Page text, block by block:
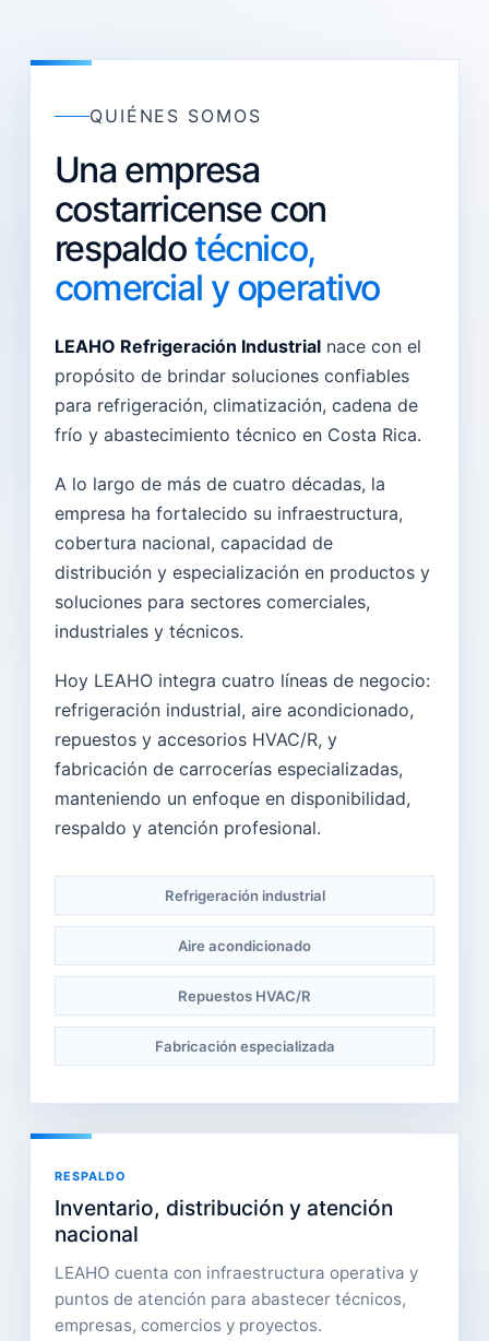
QUIÉNES SOMOS
Una empresa
costarricense con
respaldotécnico,
comercial y operativo
LEAHO Refrigeración Industrialnace con el
propósito de brindar soluciones confiables
para refrigeración, climatización, cadena de
frío y abastecimiento técnico en Costa Rica.
A lo largo de más de cuatro décadas, la
empresa ha fortalecido su infraestructura,
cobertura nacional, capacidad de
distribución y especialización en productos y
soluciones para sectores comerciales,
industriales y técnicos.
Hoy LEAHO integra cuatro líneas de negocio:
refrigeración industrial, aire acondicionado,
repuestos y accesorios HVAC/R, y
fabricación de carrocerías especializadas,
manteniendo un enfoque en disponibilidad,
respaldo y atención profesional.
Refrigeración industrial
Aire acondicionado
Repuestos HVAC/R
Fabricación especializada
RESPALDO
Inventario, distribución y atención
nacional
LEAHO cuenta con infraestructura operativa y
puntos de atención para abastecer técnicos,
empresas, comercios y proyectos.